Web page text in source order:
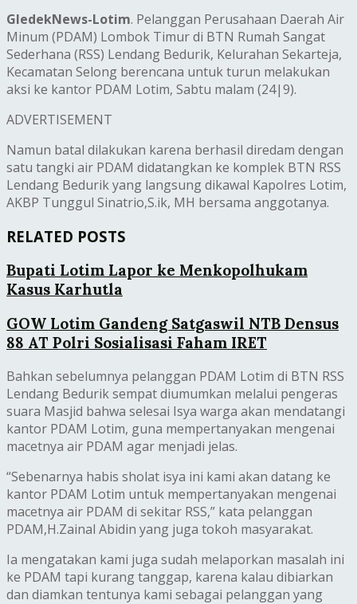
GledekNews-Lotim. Pelanggan Perusahaan Daerah Air
Minum (PDAM) Lombok Timur di BTN Rumah Sangat
Sederhana (RSS) Lendang Bedurik, Kelurahan Sekarteja,
Kecamatan Selong berencana untuk turun melakukan
aksi ke kantor PDAM Lotim, Sabtu malam (24|9).
ADVERTISEMENT
Namun batal dilakukan karena berhasil diredam dengan
satu tangki air PDAM didatangkan ke komplek BTN RSS
Lendang Bedurik yang langsung dikawal Kapolres Lotim,
AKBP Tunggul Sinatrio,S.ik, MH bersama anggotanya.
RELATED POSTS
Bupati Lotim Lapor ke Menkopolhukam
Kasus Karhutla
GOW Lotim Gandeng Satgaswil NTB Densus
88 AT Polri Sosialisasi Faham IRET
Bahkan sebelumnya pelanggan PDAM Lotim di BTN RSS
Lendang Bedurik sempat diumumkan melalui pengeras
suara Masjid bahwa selesai Isya warga akan mendatangi
kantor PDAM Lotim, guna mempertanyakan mengenai
macetnya air PDAM agar menjadi jelas.
“Sebenarnya habis sholat isya ini kami akan datang ke
kantor PDAM Lotim untuk mempertanyakan mengenai
macetnya air PDAM di sekitar RSS,” kata pelanggan
PDAM,H.Zainal Abidin yang juga tokoh masyarakat.
Ia mengatakan kami juga sudah melaporkan masalah ini
ke PDAM tapi kurang tanggap, karena kalau dibiarkan
dan diamkan tentunya kami sebagai pelanggan yang